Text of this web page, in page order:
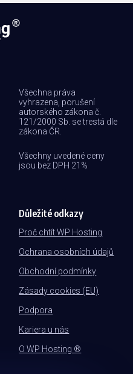
Všechna práva
vyhrazena, porušení
autorského zákona č.
121/2000 Sb. se trestá dle
zákona ČR.
Všechny uvedené ceny
jsou bez DPH 21%
Důležité odkazy
Proč chtít WP Hosting
Ochrana osobních údajů
Obchodní podmínky
Zásady cookies (EU)
Podpora
Kariera u nás
O WP Hosting ®